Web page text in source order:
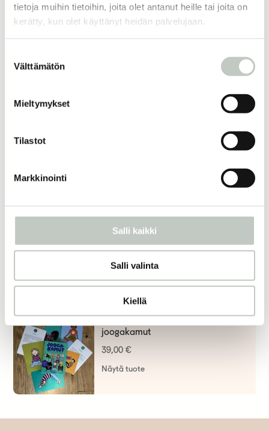
tietoja muihin tietoihin, joita olet antanut heille tai joita on
kerätty, kun olet käyttänyt heidän palvelujaan.
valinta
Välttämätön
Mieltymykset
Tilastot
Markkinointi
Salli kaikki
Salli valinta
Kiellä
Lisää samankaltaisia
Näytä tuote
joogamatto premium
120,00 € – 130,00
Näytä tuote
joogakamut
39,00 €
Näytä tuote